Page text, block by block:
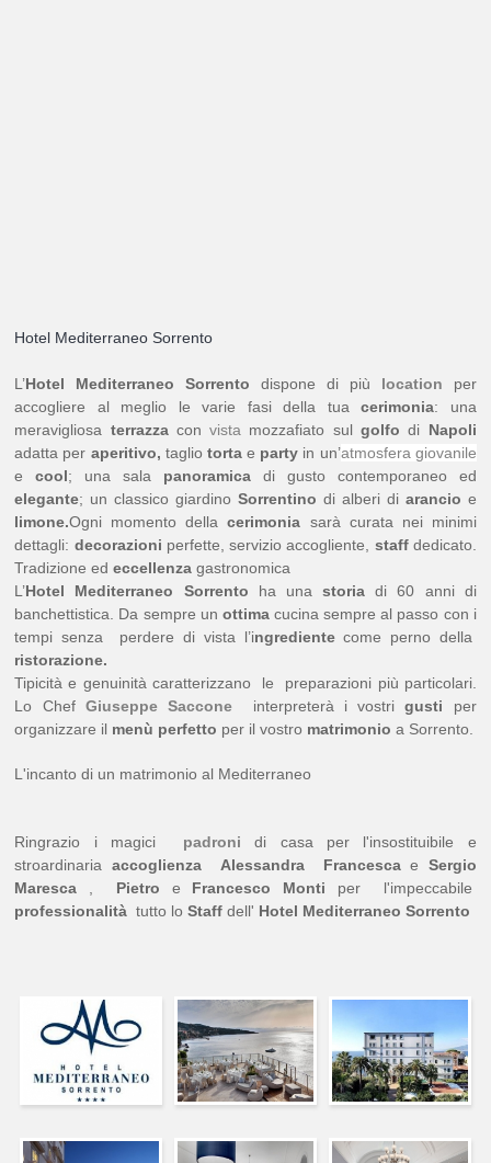
Hotel Mediterraneo Sorrento
L’Hotel Mediterraneo Sorrento dispone di più location
per
accogliere al meglio le varie fasi della tuacerimonia: una
meravigliosa terrazzaconvista mozzafiato sulgolfo di Napoli
adatta per aperitivo, taglio tortae party in un’atmosfera giovanile
ecool; una sala panoramica di gusto contemporaneo ed
elegante; un classico giardinoSorrentino di alberi di arancio e
limone.Ogni momento dellacerimonia sarà curata nei minimi
dettagli: decorazioni perfette, servizio accogliente, staffdedicato.
Tradizione edeccellenza gastronomica
L’Hotel Mediterraneo Sorrento ha unastoria di 60 anni di
banchettistica. Da sempre un ottimacucina sempre al passo con i
tempi senza perdere di vista l’ingredientecome perno della
ristorazione.
Tipicità e genuinità caratterizzano le preparazioni più particolari.
Lo Chef Giuseppe Saccone interpreterà i vostrigusti per
organizzare il menù perfetto per il vostro matrimonio a Sorrento.
L'incanto di un matrimonio al Mediterraneo
Ringrazio i magici padroni
di casa per l'insostituibile e
stroardinaria accoglienza Alessandra Francescae Sergio
Maresca , Pietro e Francesco Monti per l'impeccabile
professionalità tutto loStaff dell' Hotel Mediterraneo Sorrento